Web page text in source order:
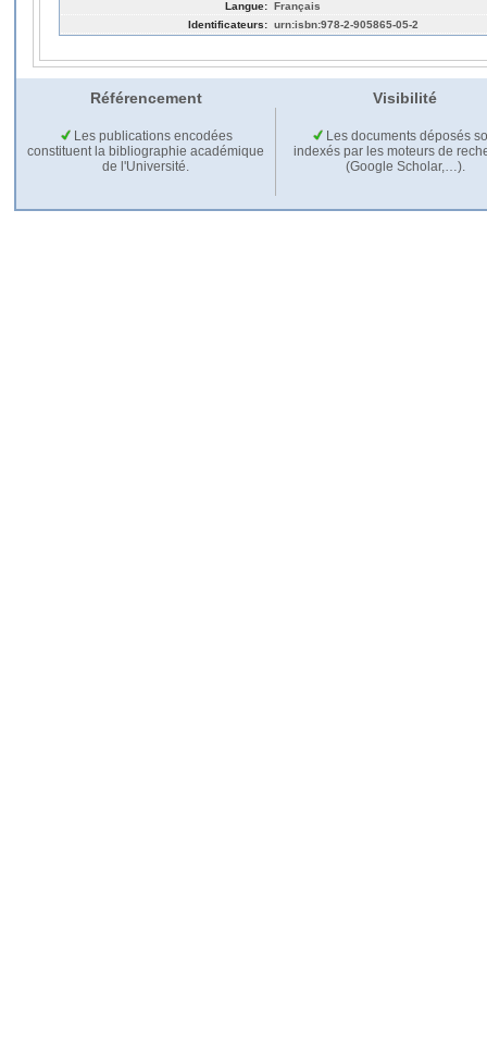
Langue: Français
Identificateurs: urn:isbn:978-2-905865-05-2
Référencement Visibilité
Les publications encodées
constituent la bibliographie académique
de l'Université.
Les documents déposés
indexés par les moteurs de
(Google Scholar,…).